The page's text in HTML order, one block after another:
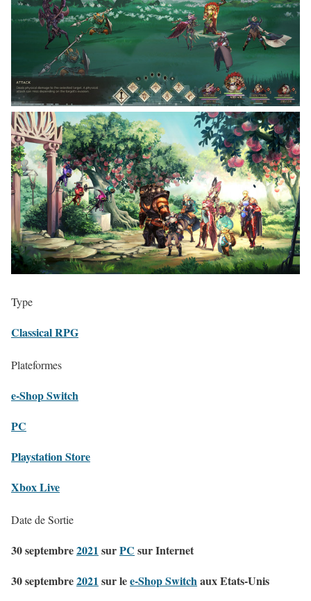
Type
Classical RPG
Plateformes
e-Shop Switch
PC
Playstation Store
Xbox Live
Date de Sortie
30 septembre2021 surPC sur Internet
30 septembre2021 sur lee-Shop Switchaux Etats-Unis